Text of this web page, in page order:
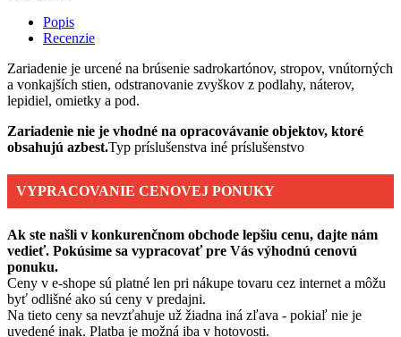
Popis
Recenzie
Zariadenie je urcené na brúsenie sadrokartónov, stropov, vnútorných
a vonkajších stien, odstranovanie zvyškov z podlahy, náterov,
lepidiel, omietky a pod.
Zariadenie nie je vhodné na opracovávanie objektov, ktoré
obsahujú azbest.Typ príslušenstva iné príslušenstvo
VYPRACOVANIE CENOVEJ PONUKY
Ak ste našli v konkurenčnom obchode lepšiu cenu, dajte nám
vedieť. Pokúsime sa vypracovať pre Vás výhodnú cenovú
ponuku.
Ceny v e-shope sú platné len pri nákupe tovaru cez internet a môžu
byť odlišné ako sú ceny v predajni.
Na tieto ceny sa nevzťahuje už žiadna iná zľava - pokiaľ nie je
uvedené inak. Platba je možná iba v hotovosti.